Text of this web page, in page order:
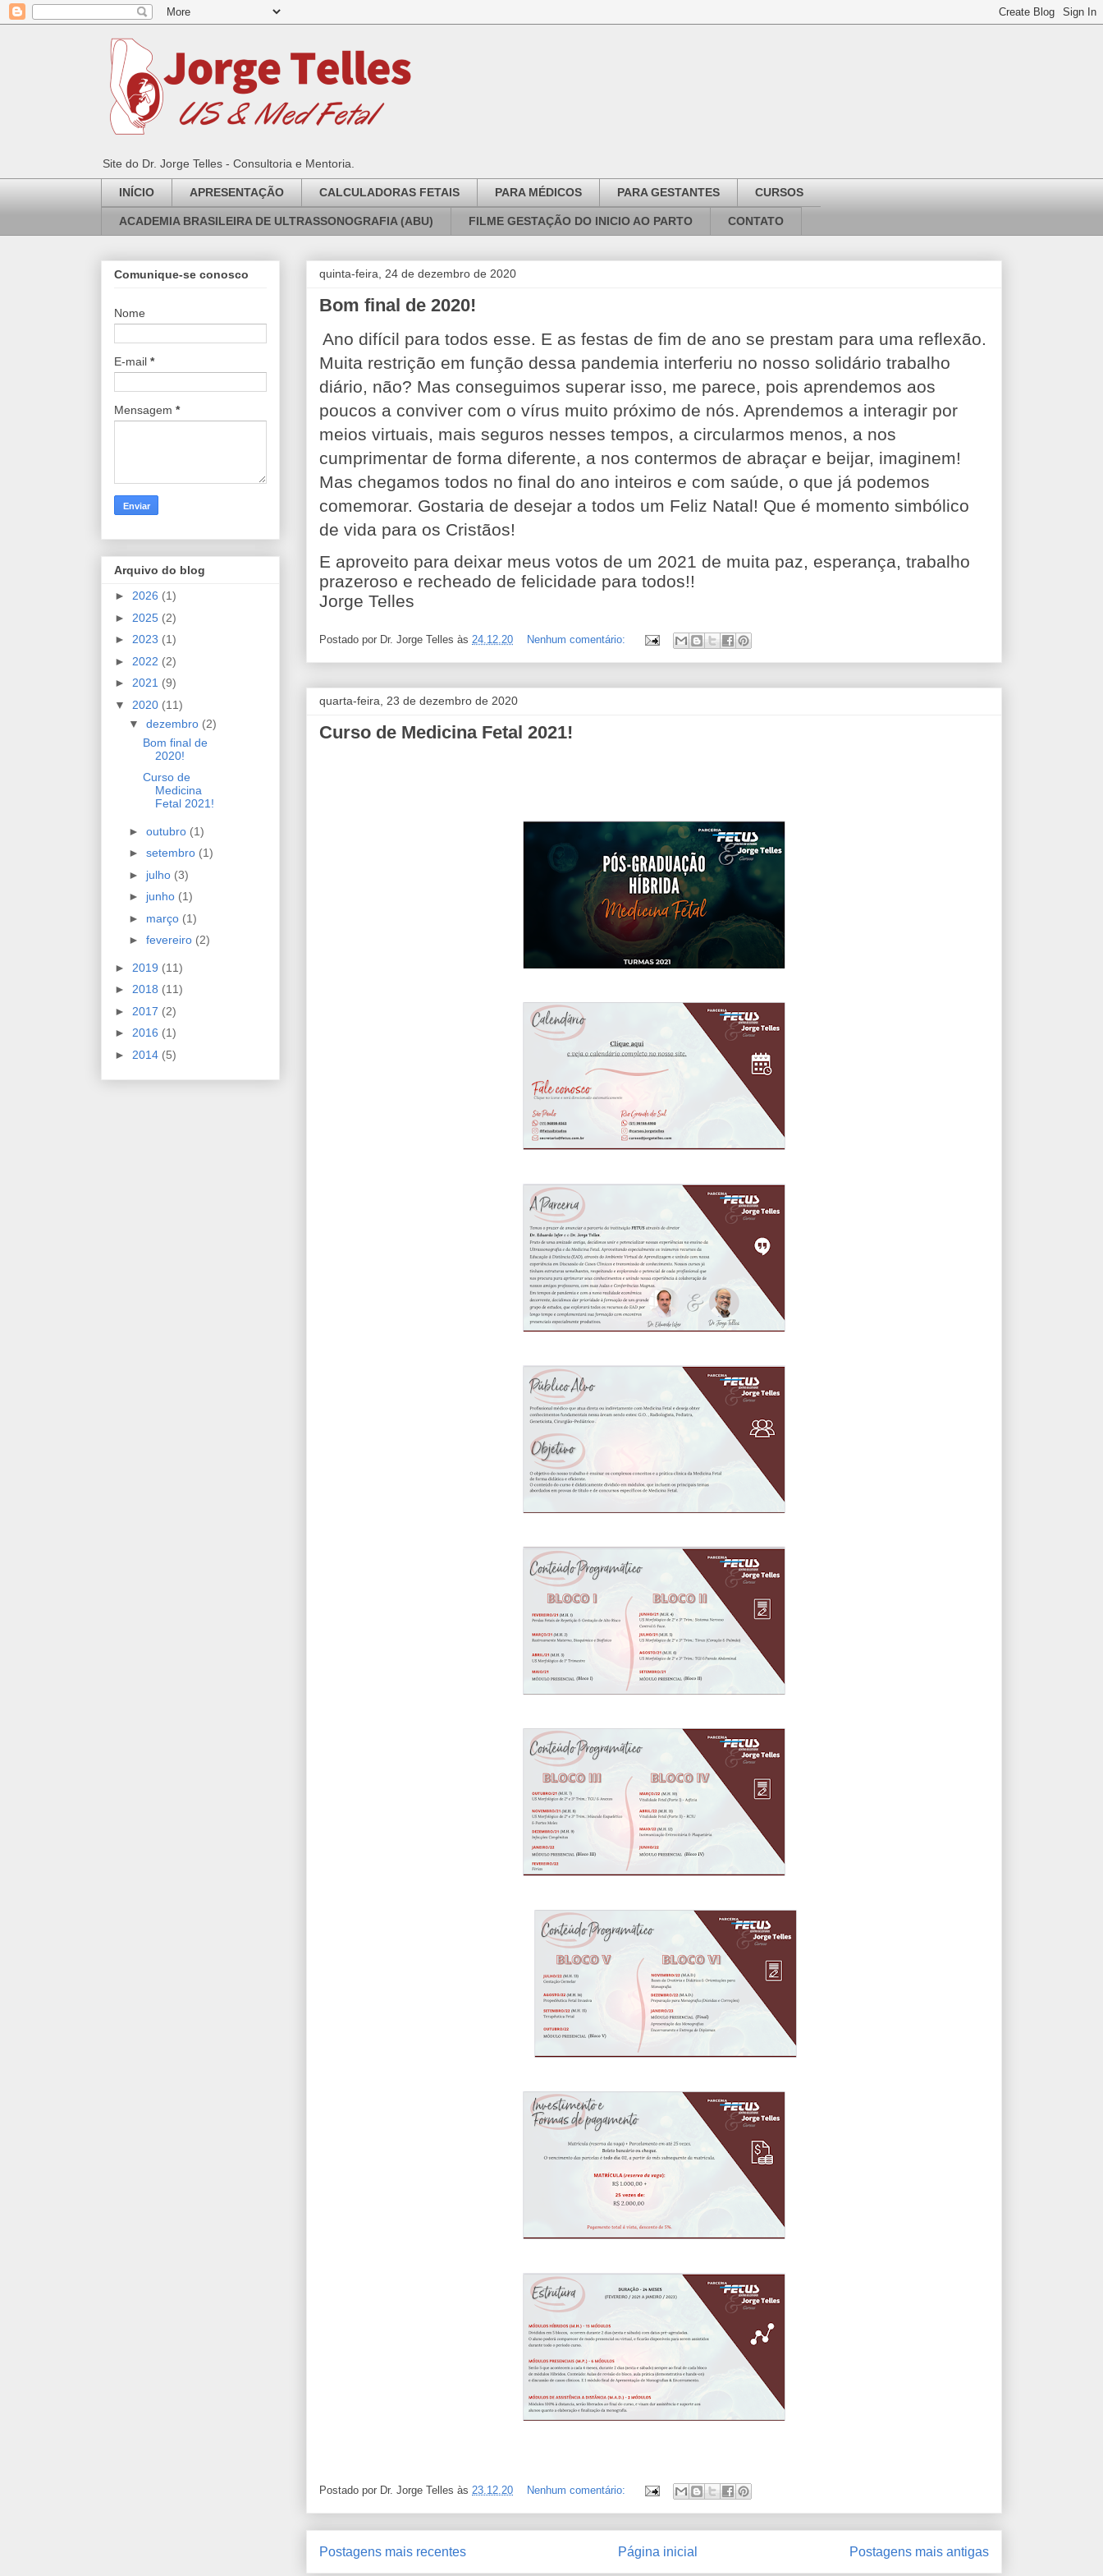
Site do Dr. Jorge Telles - Consultoria e Mentoria.
INÍCIO APRESENTAÇÃO CALCULADORAS FETAIS PARA MÉDICOS PARA GESTANTES CURSOS
ACADEMIA BRASILEIRA DE ULTRASSONOGRAFIA (ABU) FILME GESTAÇÃO DO INICIO AO PARTO CONTATO
quinta-feira, 24 de dezembro de 2020
Bom final de 2020!
Ano difícil para todos esse. E as festas de fim de ano se prestam para uma reflexão.
Muita restrição em função dessa pandemia interferiu no nosso solidário trabalho
diário, não? Mas conseguimos superar isso, me parece, pois aprendemos aos
poucos a conviver com o vírus muito próximo de nós. Aprendemos a interagir por
meios virtuais, mais seguros nesses tempos, a circularmos menos, a nos
cumprimentar de forma diferente, a nos contermos de abraçar e beijar, imaginem!
Mas chegamos todos no final do ano inteiros e com saúde, o que já podemos
comemorar. Gostaria de desejar a todos um Feliz Natal! Que é momento simbólico
de vida para os Cristãos!
E aproveito para deixar meus votos de um 2021 de muita paz, esperança, trabalho
prazeroso e recheado de felicidade para todos!!
Jorge Telles
Postado por Dr. Jorge Telles às 24.12.20 Nenhum comentário:
quarta-feira, 23 de dezembro de 2020
Curso de Medicina Fetal 2021!
Postado por Dr. Jorge Telles às 23.12.20 Nenhum comentário:
Postagens mais recentes Postagens mais antigas
Página inicial
Comunique-se conosco
Nome
E-mail *
Mensagem *
Arquivo do blog
► 2026 (1)
► 2025 (2)
► 2023 (1)
► 2022 (2)
► 2021 (9)
▼ 2020 (11)
▼ dezembro (2)
Bom final de
2020!
Curso de
Medicina
Fetal 2021!
► outubro (1)
► setembro (1)
► julho (3)
► junho (1)
► março (1)
► fevereiro (2)
► 2019 (11)
► 2018 (11)
► 2017 (2)
► 2016 (1)
► 2014 (5)